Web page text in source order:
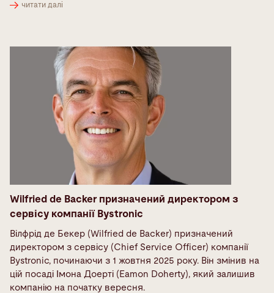
читати далі
Wilfried de Backer призначений директором з
сервісу компанії Bystronic
Вілфрід де Бекер (Wilfried de Backer) призначений
директором з сервісу (Chief Service Officer) компанії
Bystronic, починаючи з 1 жовтня 2025 року. Він змінив на
цій посаді Імона Доерті (Eamon Doherty), який залишив
компанію на початку вересня.